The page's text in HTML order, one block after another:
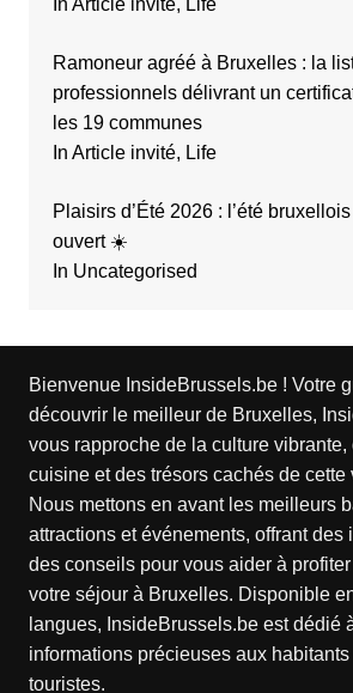
In Article invité, Life
Ramoneur agréé à Bruxelles : la
professionnels délivrant un
les 19 communes
In Article invité, Life
Plaisirs d’Été 2026 : l’été
ouvert ☀️
In Uncategorised
Bienvenue InsideBrussels.be ! Votre
découvrir le meilleur de Bruxelles,
vous rapproche de la culture
cuisine et des trésors cachés de
Nous mettons en avant les meilleurs
attractions et événements, offrant des
des conseils pour vous aider à
votre séjour à Bruxelles. Disponible
langues, InsideBrussels.be est dédié
informations précieuses aux
touristes.